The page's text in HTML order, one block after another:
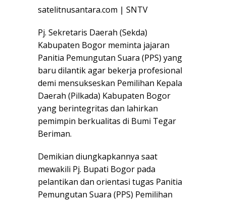
satelitnusantara.com | SNTV
Pj. Sekretaris Daerah (Sekda)
Kabupaten Bogor meminta jajaran
Panitia Pemungutan Suara (PPS) yang
baru dilantik agar bekerja profesional
demi mensukseskan Pemilihan Kepala
Daerah (Pilkada) Kabupaten Bogor
yang berintegritas dan lahirkan
pemimpin berkualitas di Bumi Tegar
Beriman.
Demikian diungkapkannya saat
mewakili Pj. Bupati Bogor pada
pelantikan dan orientasi tugas Panitia
Pemungutan Suara (PPS) Pemilihan